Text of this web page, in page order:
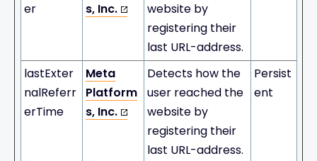
er
s, Inc.
website by
registering their
last URL-address.
lastExter
nalReferr
erTime
Meta
Platform
s, Inc.
Detects how the
user reached the
website by
registering their
last URL-address.
Persist
ent